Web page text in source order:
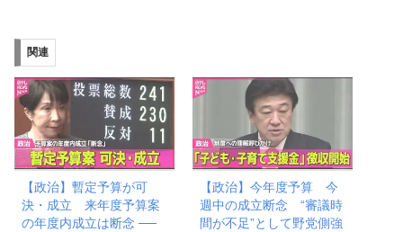
み
中…
関連
【政治】暫定予算が可
決・成立 来年度予算案
の年度内成立は断念 ──
【政治】今年度予算 今
週中の成立断念 “審議時
間が不足”として野党側強